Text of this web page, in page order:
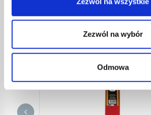
Zezwól na wybór
Odmowa